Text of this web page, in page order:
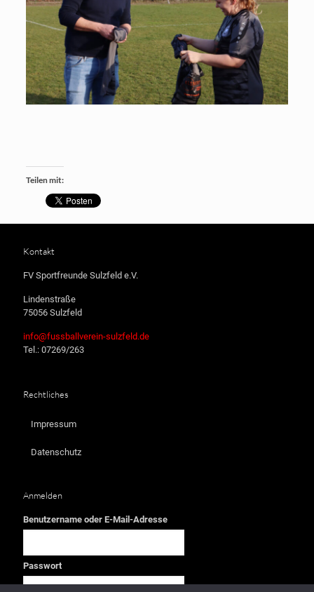
Teilen mit:
Kontakt
FV Sportfreunde Sulzfeld e.V.
Lindenstraße
75056 Sulzfeld
info@fussballverein-sulzfeld.de
Tel.: 07269/263
Rechtliches
Impressum
Datenschutz
Anmelden
Benutzername oder E-Mail-Adresse
Passwort